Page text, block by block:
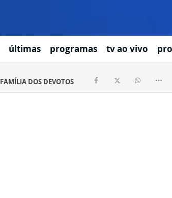
últimas programas tv ao vivo
FAMÍLIA DOS DEVOTOS